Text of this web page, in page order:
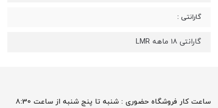
گارانتی :
گارانتی 18 ماهه LMR
ساعت کار فروشگاه حضوری : شنبه تا پنج شنبه از ساعت 8:30